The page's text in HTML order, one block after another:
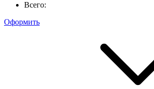
Всего:
Оформить